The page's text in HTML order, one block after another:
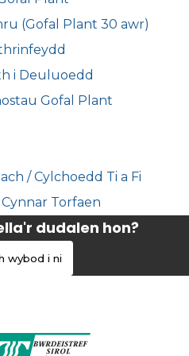
(Gofal Plant 30 awr)
i Deuluoedd
Gofal Plant
/ Cylchoedd Ti a Fi
Torfaen
dudalen hon?
wybod i ni